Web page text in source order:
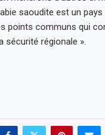
saoudite est un
points communs qui
sécurité régionale ».